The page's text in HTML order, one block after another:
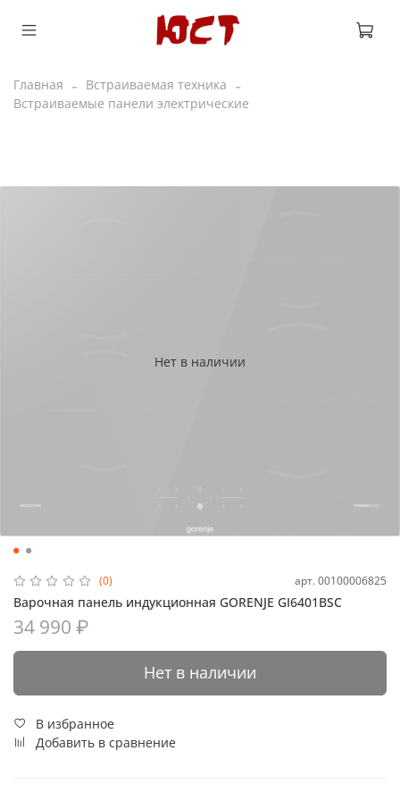
Главная
Встраиваемая техника
Встраиваемые панели электрические
Нет в наличии
(0) арт. 00100006825
Варочная панель индукционная GORENJE GI6401BSC
34 990 ₽
Нет в наличии
В избранное
Добавить в сравнение